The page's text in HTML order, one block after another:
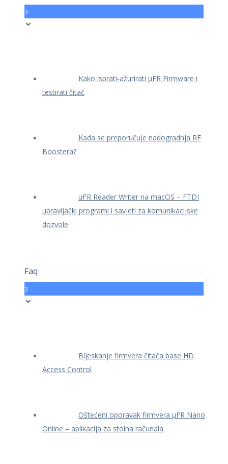
3
Kako isprati-ažurirati μFR Firmware i
testirati čitač
Kada se preporučuje nadogradnja RF
Boostera?
uFR Reader Writer na macOS – FTDI
upravljački programi i savjeti za komunikacijske
dozvole
Faq
3
Bljeskanje firmvera čitača base HD
Access Control
Oštećeni oporavak firmvera μFR Nano
Online – aplikacija za stolna računala